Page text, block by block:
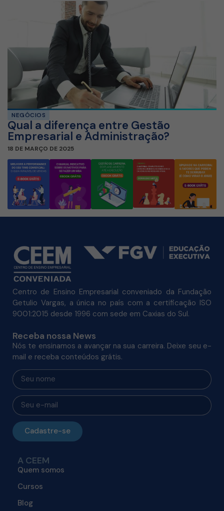
NEGÓCIOS
Qual a diferença entre Gestão
Empresarial e Administração?
18 DE MARÇO DE 2025
Centro de Ensino Empresarial conveniado da Fundação
Getulio Vargas, a única no país com a certificação ISO
9001:2015 desde 1996 com sede em Caxias do Sul.
Receba nossa News
Nós te ensinamos a avançar na sua carreira. Deixe seu e-
mail e receba conteúdos grátis.
Cadastre-se
A CEEM
Quem somos
Cursos
Blog